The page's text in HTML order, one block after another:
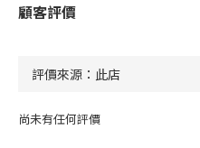
顧客評價
尚未有任何評價